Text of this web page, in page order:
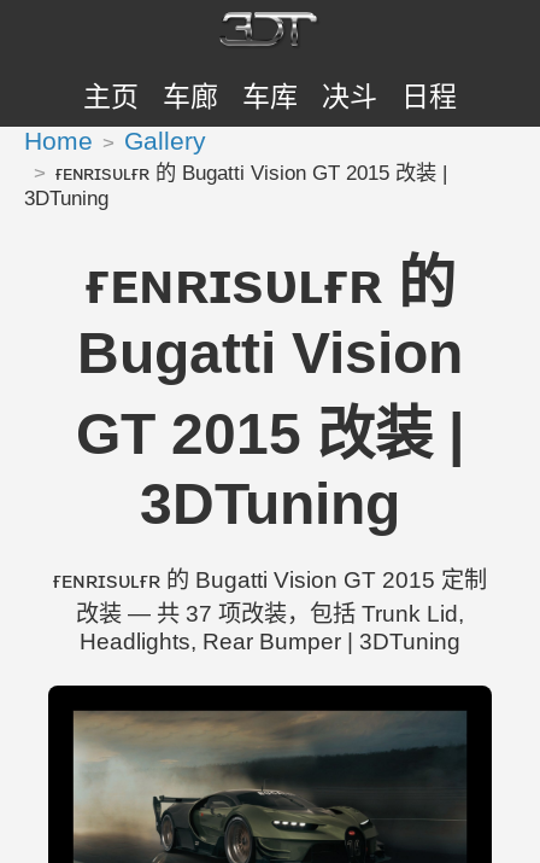
主页 车廊 车库 决斗 日程
Home Gallery
ғᴇɴʀɪsᴜʟғʀ 的 Bugatti Vision GT 2015 改装 |
3DTuning
ғᴇɴʀɪsᴜʟғʀ 的
Bugatti Vision
GT 2015 改装 |
3DTuning
ғᴇɴʀɪsᴜʟғʀ 的 Bugatti Vision GT 2015 定制
改装 — 共 37 项改装，包括 Trunk Lid,
Headlights, Rear Bumper | 3DTuning